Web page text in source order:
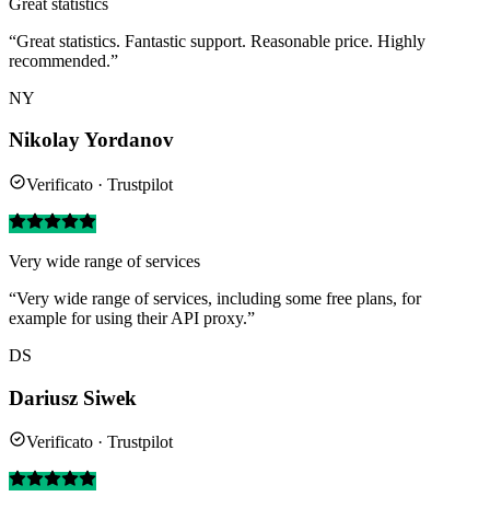
“Great statistics. Fantastic support. Reasonable price. Highly
recommended.”
NY
Nikolay Yordanov
Verificato · Trustpilot
Very wide range of services
“Very wide range of services, including some free plans, for
example for using their API proxy.”
DS
Dariusz Siwek
Verificato · Trustpilot